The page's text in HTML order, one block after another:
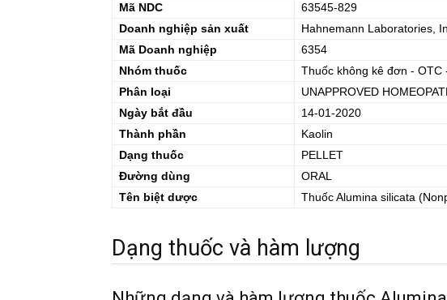
Mã NDC
63545-829
Doanh nghiệp sản xuất
Hahnemann Laboratories,
Mã Doanh nghiệp
6354
Nhóm thuốc
Thuốc không kê đơn - OTC
Phân loại
UNAPPROVED
Ngày bắt đầu
14-01-2020
Thành phần
Kaolin
Dạng thuốc
PELLET
Đường dùng
ORAL
Tên biệt dược
ThuốcAlumina silicata
Dạng thuốc và hàm lượng